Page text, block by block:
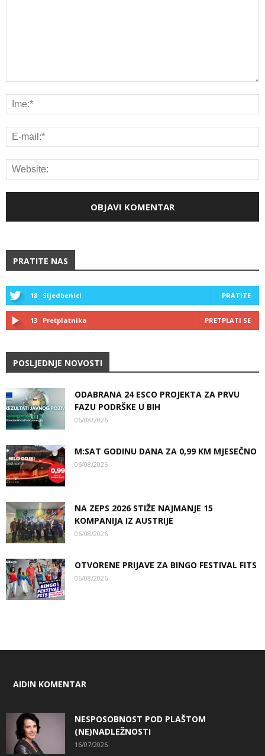
PRATITE NAS
18 Sljedbenici PRATITE
13 Pretplatnika PRETPLATI SE
POSLJEDNJE NOVOSTI
ODABRANA 24 ESCO PROJEKTA ZA PRVU
FAZU PODRŠKE U BIH
06/08/2026
M:SAT GODINU DANA ZA 0,99 KM MJESEČNO
06/08/2026
NA ZEPS 2026 STIŽE NAJMANJE 15
KOMPANIJA IZ AUSTRIJE
06/08/2026
OTVORENE PRIJAVE ZA BINGO FESTIVAL FITS
06/08/2026
AIDIN KOMENTAR
NESPOSOBNOST POD PLAŠTOM
(NE)NADLEŽNOSTI
16/07/2026